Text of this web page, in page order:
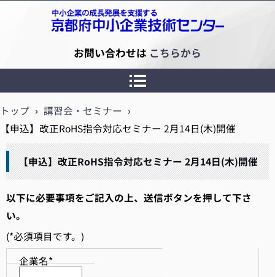
京都府中小企業技術センター
お問い合わせは こちらから
トップ › 講習会・セミナー ›
【申込】改正RoHS指令対応セミナー 2月14日(木)開催
【申込】改正RoHS指令対応セミナー 2月14日(木)開催
以下に必要事項をご記入の上、 送信ボタンを押して下さ
い。
(*必須項目です。)
企業名*